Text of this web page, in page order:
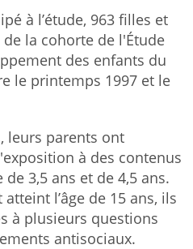
à l’étude, 963 filles et
la cohorte de l'Étude
des enfants du
le printemps 1997 et le
leurs parents ont
à des contenus
3,5 ans et de 4,5 ans.
l’âge de 15 ans, ils
à plusieurs questions
antisociaux.